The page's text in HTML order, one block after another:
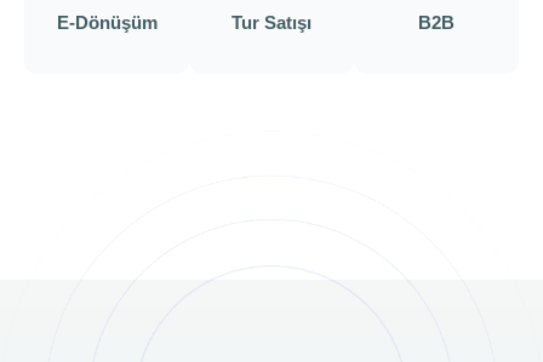
E-Dönüşüm Tur Satışı B2B